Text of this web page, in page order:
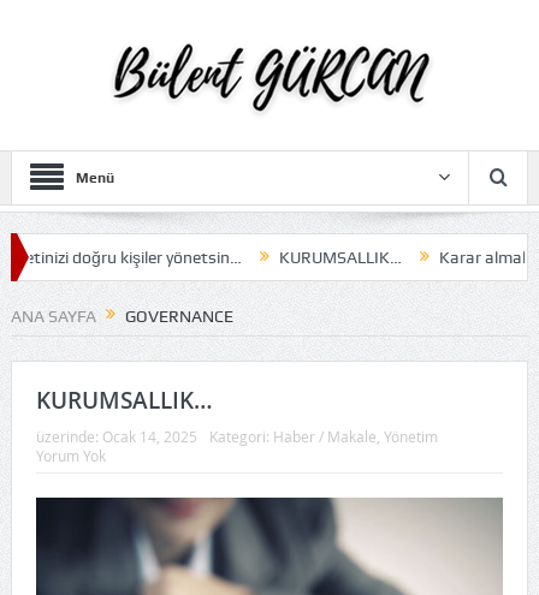
Menü
doğru kişiler yönetsin… KURUMSALLIK… Karar almak…
ANA SAYFA GOVERNANCE
KURUMSALLIK…
üzerinde: Ocak 14, 2025 Kategori: Haber / Makale Yönetim
Yorum Yok